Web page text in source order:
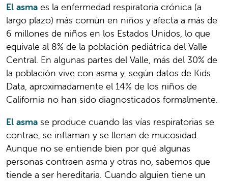
El asma es la enfermedad respiratoria crónica (a
largo plazo) más común en niños y afecta a más de
6 millones de niños en los Estados Unidos, lo que
equivale al 8% de la población pediátrica del Valle
Central. En algunas partes del Valle, más del 30% de
la población vive con asma y, según datos de Kids
Data, aproximadamente el 14% de los niños de
California no han sido diagnosticados formalmente.
El asma se produce cuando las vías respiratorias se
contrae, se inflaman y se llenan de mucosidad.
Aunque no se entiende bien por qué algunas
personas contraen asma y otras no, sabemos que
tiende a ser hereditaria. Cuando alguien tiene un